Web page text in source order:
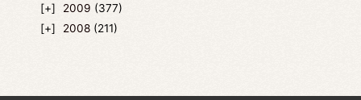
2009 (377)
2008 (211)